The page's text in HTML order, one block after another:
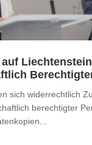
sich widerrechtlich
berechtigter